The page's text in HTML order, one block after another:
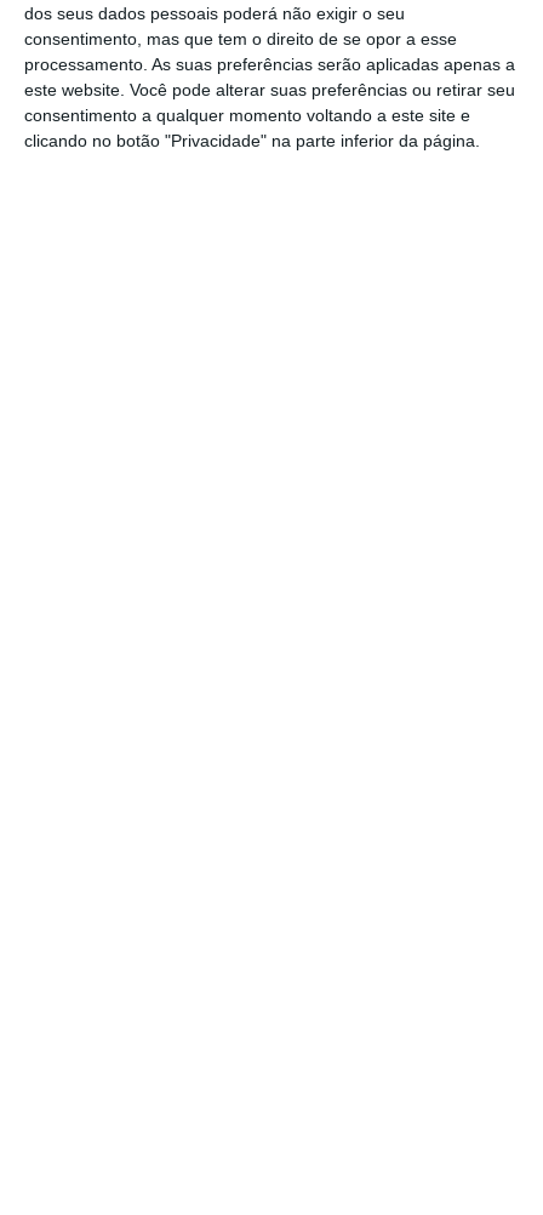
dos seus dados pessoais poderá não exigir o seu
consentimento, mas que tem o direito de se opor a esse
processamento. As suas preferências serão aplicadas apenas a
este website. Você pode alterar suas preferências ou retirar seu
consentimento a qualquer momento voltando a este site e
clicando no botão "Privacidade" na parte inferior da página.
Para o que não for possível concretizar,
haverá outros fundos. “Nem só de PRR vive o
país, nenhum país. Portanto, a seguir teremos
de avançar com os outros fundos,
, e também com aquilo que é o